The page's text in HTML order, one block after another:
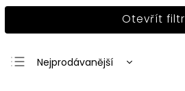
Otevřít filtr
Nejprodávanější